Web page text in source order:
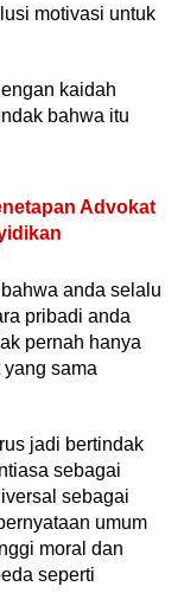
motivasi untuk
kaidah
bahwa itu
Advokat
anda selalu
pribadi anda
pernah hanya
sama
jadi bertindak
sebagai
sebagai
umum
moral dan
seperti